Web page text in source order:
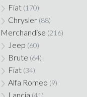
Fiat (170)
Chrysler (88)
Merchandise (216)
Jeep (60)
Brute (64)
Fiat (34)
Alfa Romeo (9)
Lancia (41)